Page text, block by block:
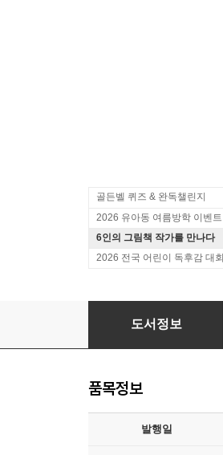
골든벨 퀴즈 & 완독챌린지
2026 유아동 여름방학 이벤트
6인의 그림책 작가를 만나다
2026 전국 어린이 독후감 대회
슈퍼 아이돌 오두리
도서정보
품목정보
발행일